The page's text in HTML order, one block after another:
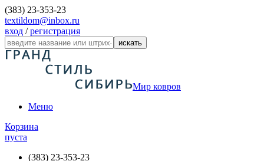
(383) 23-353-23
textildom@inbox.ru
вход /регистрация
искать
Мир ковров
Меню
Корзина
пуста
(383) 23-353-23